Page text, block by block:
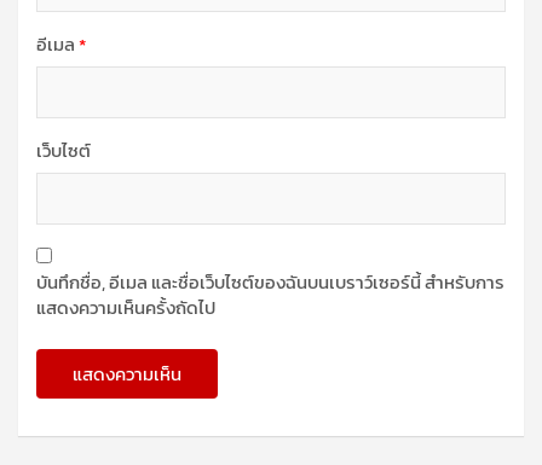
อีเมล*
เว็บไซต์
บันทึกชื่อ, อีเมล และชื่อเว็บไซต์ของฉันบนเบราว์เซอร์นี้ สำหรับการ
แสดงความเห็นครั้งถัดไป